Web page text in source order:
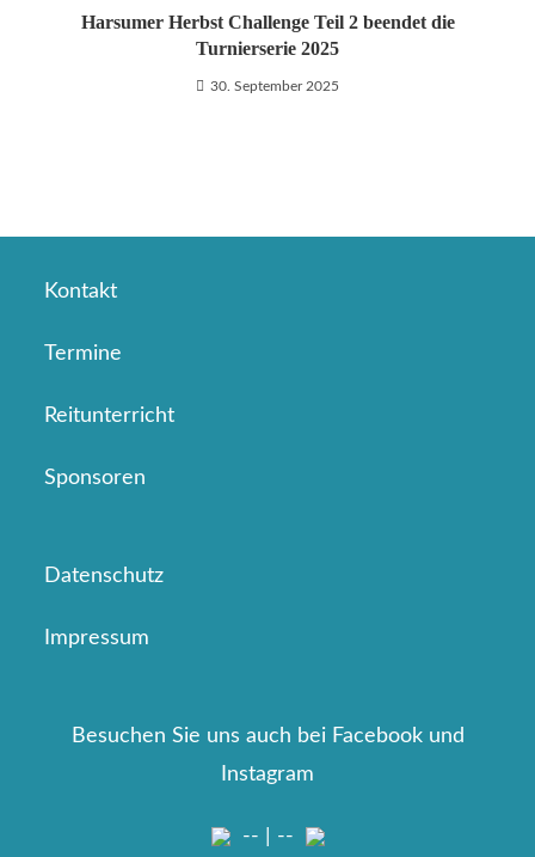
Harsumer Herbst Challenge Teil 2 beendet die
Turnierserie 2025
30. September 2025
Kontakt
Termine
Reitunterricht
Sponsoren
Datenschutz
Impressum
Besuchen Sie uns auch bei Facebook und
Instagram
-- | --